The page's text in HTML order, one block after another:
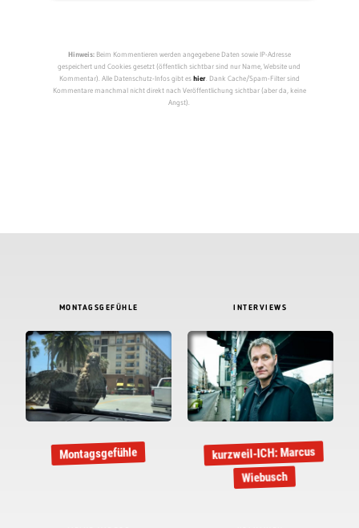
Hinweis:Beim Kommentieren werden angegebene Daten sowie IP-Adresse
gespeichert und Cookies gesetzt (öffentlich sichtbar sind nur Name, Website und
Kommentar). Alle Datenschutz-Infos gibt eshier. Dank Cache/Spam-Filter sind
Kommentare manchmal nicht direkt nach Veröffentlichung sichtbar (aber da, keine
Angst).
MONTAGSGEFÜHLE
Montagsgefühle
INTERVIEWS
kurzweil-ICH: Marcus
Wiebusch